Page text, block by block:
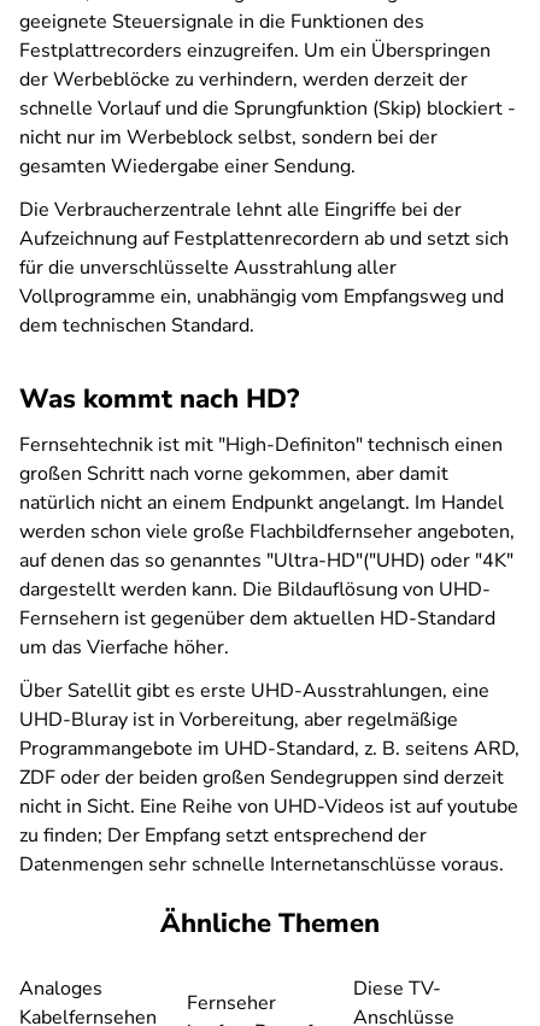
geeignete Steuersignale in die Funktionen des
Festplattrecorders einzugreifen. Um ein Überspringen
der Werbeblöcke zu verhindern, werden derzeit der
schnelle Vorlauf und die Sprungfunktion (Skip) blockiert -
nicht nur im Werbeblock selbst, sondern bei der
gesamten Wiedergabe einer Sendung.
Die Verbraucherzentrale lehnt alle Eingriffe bei der
Aufzeichnung auf Festplattenrecordern ab und setzt sich
für die unverschlüsselte Ausstrahlung aller
Vollprogramme ein, unabhängig vom Empfangsweg und
dem technischen Standard.
Was kommt nach HD?
Fernsehtechnik ist mit "High-Definiton" technisch einen
großen Schritt nach vorne gekommen, aber damit
natürlich nicht an einem Endpunkt angelangt. Im Handel
werden schon viele große Flachbildfernseher angeboten,
auf denen das so genanntes "Ultra-HD"("UHD) oder "4K"
dargestellt werden kann. Die Bildauflösung von UHD-
Fernsehern ist gegenüber dem aktuellen HD-Standard
um das Vierfache höher.
Über Satellit gibt es erste UHD-Ausstrahlungen, eine
UHD-Bluray ist in Vorbereitung, aber regelmäßige
Programmangebote im UHD-Standard, z. B. seitens ARD,
ZDF oder der beiden großen Sendegruppen sind derzeit
nicht in Sicht. Eine Reihe von UHD-Videos ist auf youtube
zu finden; Der Empfang setzt entsprechend der
Datenmengen sehr schnelle Internetanschlüsse voraus.
Ähnliche Themen
Analoges
Kabelfernsehen
Fernseher
Diese TV-
Anschlüsse